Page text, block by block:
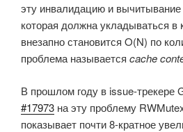
эту инвалидацию и
которая должна укладываться в
внезапно становится O(N) по
проблема называется cache
В прошлом году в issue-трекере
#17973 на эту проблему
показывает почти 8-кратное